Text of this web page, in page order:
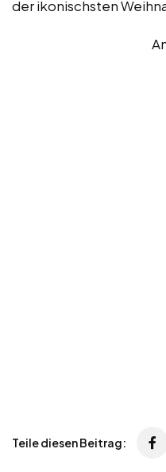
der ikonischsten
Teile diesen Beitrag: